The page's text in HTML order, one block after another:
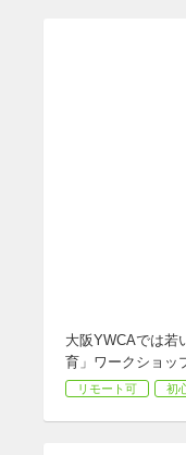
大阪YWCAでは若
育」ワークショッ
リモート可 初